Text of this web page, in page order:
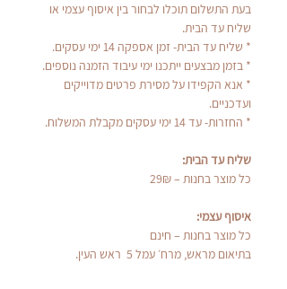
בעת התשלום תוכלו לבחור בין איסוף עצמי או
שליח עד הבית.
* שליח עד הבית- זמן אספקה 14 ימי עסקים.
* בזמן מבצעים ייתכנו ימי עיבוד הזמנה נוספים.
* אנא הקפידו על מסירת פרטים מדוייקים
ועדכניים.
* החזרות- עד 14 ימי עסקים מקבלת המשלוח.
שליח עד הבית:
כל מוצר בחנות – 29₪
איסוף עצמי:
כל מוצר בחנות – חינם
בתיאום מראש, מרח׳ עמל 5 ראש העין.